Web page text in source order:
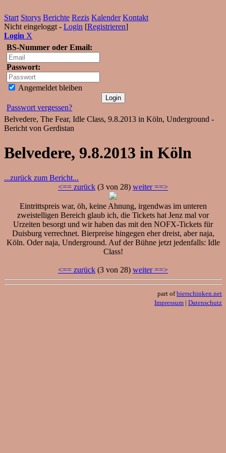
Start Storys Berichte Rezis Kalender Kontakt
Nicht eingeloggt - Login [Registrieren]
Login X
BS-Nummer oder Email:
Passwort:
Angemeldet bleiben
Passwort vergessen?
Belvedere, The Fear, Idle Class, 9.8.2013 in Köln, Underground -
Bericht von Gerdistan
Belvedere, 9.8.2013 in Köln
...zurück zum Bericht...
<== zurück (3 von 28) weiter ==>
Eintrittspreis war, öh, keine Ahnung, irgendwas im unteren
zweistelligen Bereich glaub ich, die Tickets hat Jenz mal vor
Urzeiten besorgt und wir haben das mit den NOFX-Tickets für
Duisburg verrechnet. Bierpreise hingegen eher dreist, aber naja,
Köln. Oder naja, Underground. Auf der Bühne jetzt jedenfalls: Idle
Class!
<== zurück (3 von 28) weiter ==>
part ofbierschinken.net
Impressum | Datenschutz